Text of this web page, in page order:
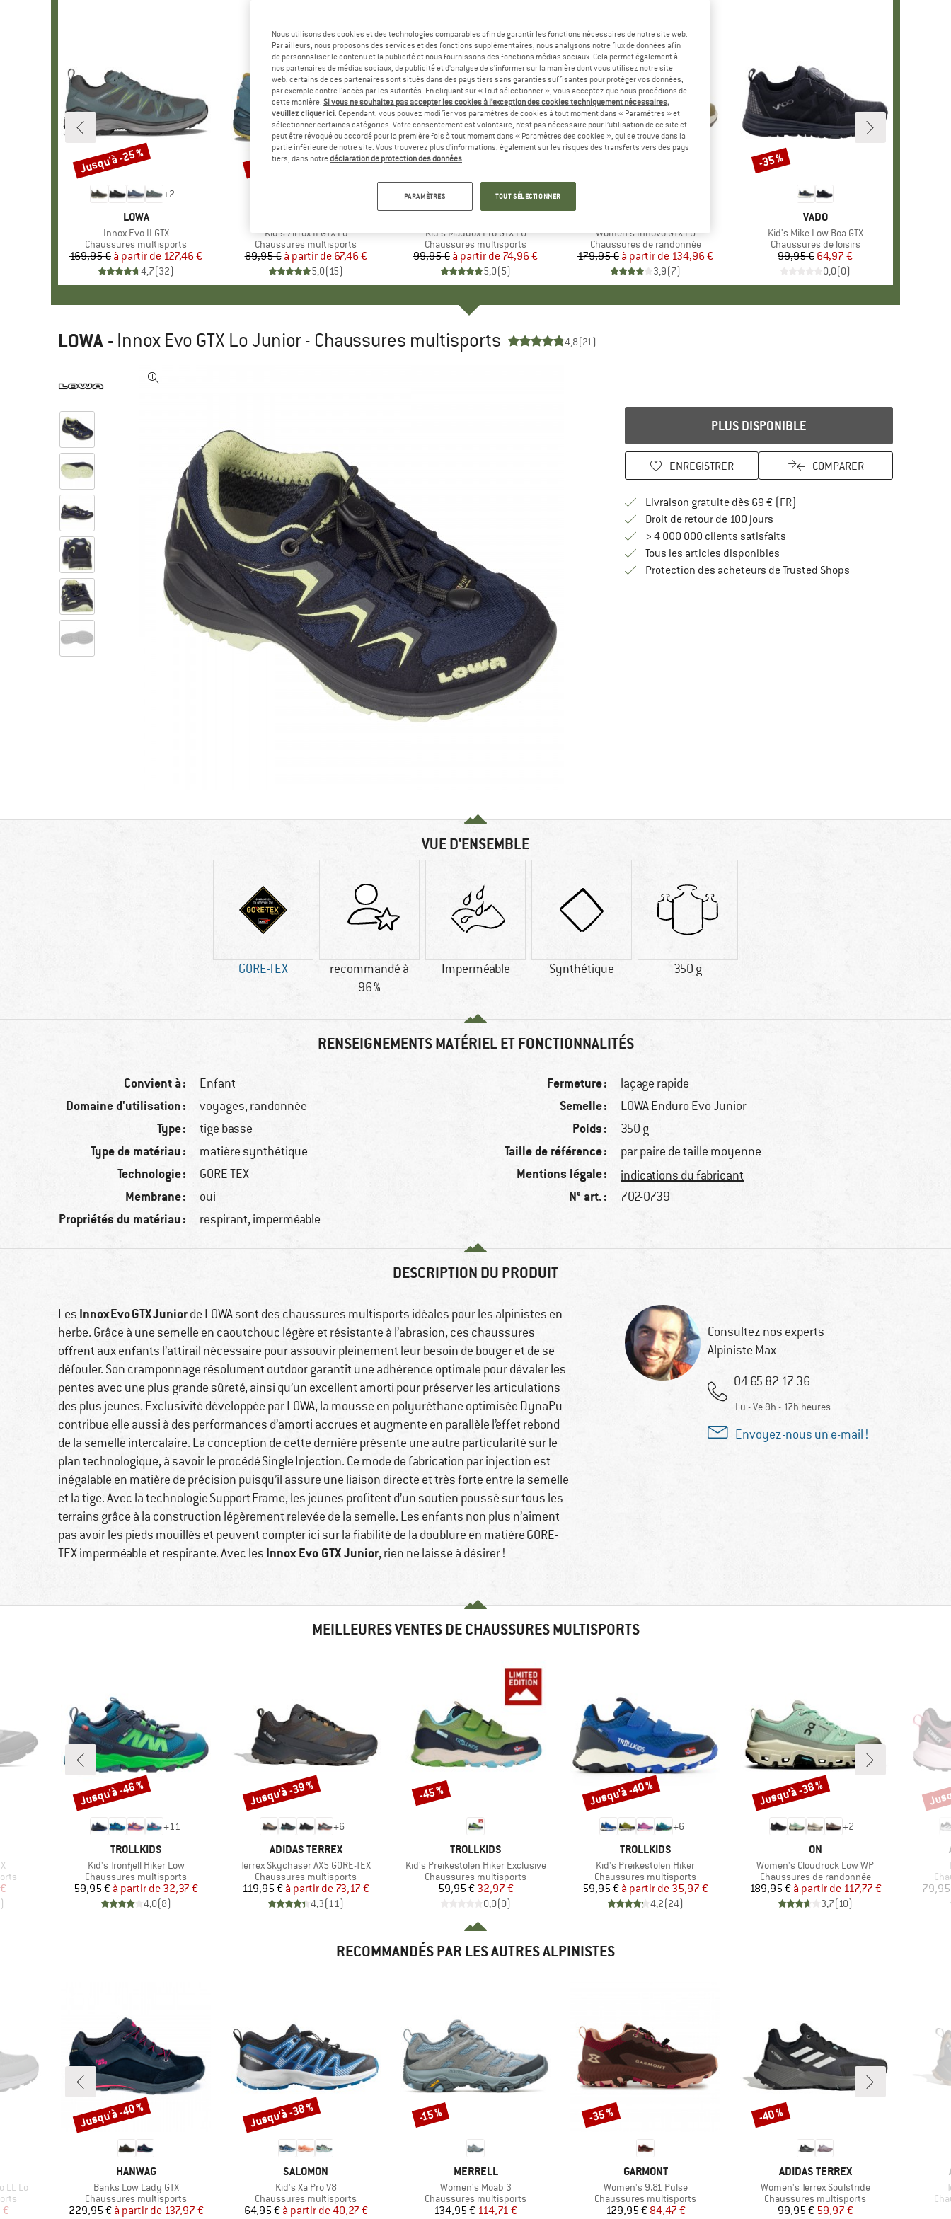
+2
MARQUE
LOWA
Article
Innox Evo II GTX
Product group
Chaussures multisports
Prix
169,95 € Prix réduit
à partir de 127,46 €
4,7(32)
Remise
Jusqu'à -25 %
Article
Kid's Zirrox II GTX Lo
Product group
Chaussures multisports
Prix
89,95 € Prix réduit
à partir de 67,46 €
5,0(15)
Remise
Jusqu'à -25 %
+2
Article
Kid's Maddox Pro GTX LO
Product group
Chaussures multisports
Prix
99,95 € Prix réduit
à partir de 74,96 €
5,0(5)
Remise
Jusqu'à -25 %
Article
Women's Innovo GTX LO
Product group
Chaussures de randonnée
Prix
179,95 € Prix réduit
à partir de 134,96 €
3,9(7)
Jusqu'à -25 %
MARQUE
VADO
Article
Kid's Mike Low Boa GTX
Product group
Chaussures de loisirs
Prix
99,95 € Prix réduit
64,97 €
0,0(0)
Remise
-35 %
LOWA - Innox Evo GTX Lo Junior - Chaussures multisports 4,8(21)
PLUS DISPONIBLE
ENREGISTRER COMPARER
Livraison gratuite dès 69 € (FR)
Droit de retour de 100 joursTrouve les informations de
> 4 000 000 clients satisfaits
Tous les articles disponibles
Protection des acheteurs de Trusted ShopsTrouve toutes les
VUE D'ENSEMBLE
GORE-TEX
recommandé à
96 %
Imperméable Synthétique 350 g
RENSEIGNEMENTS MATÉRIEL ET FONCTIONNALITÉS
Convient à : Enfant
Domaine d'utilisation : voyages, randonnée
Type : tige basse
Type de matériau : matière synthétique
Technologie : GORE-TEX
Membrane : oui
Propriétés du matériau : respirant, imperméable
Fermeture : laçage rapide
Semelle : LOWA Enduro Evo Junior
Poids : 350 g
Taille de référence : par paire de taille moyenne
Mentions légale : indications du fabricant
N° art. : 702-0739
DESCRIPTION DU PRODUIT
Les Innox Evo GTX Juniorde LOWA sont des chaussures multisports idéales pour les alpinistes en
herbe. Grâce à une semelle en caoutchouc légère et résistante à l’abrasion, ces chaussures
offrent aux enfants l’attirail nécessaire pour assouvir pleinement leur besoin de bouger et de se
défouler. Son cramponnage résolument outdoor garantit une adhérence optimale pour dévaler les
pentes avec une plus grande sûreté, ainsi qu’un excellent amorti pour préserver les articulations
des plus jeunes. Exclusivité développée par LOWA, la mousse en polyuréthane optimisée DynaPu
contribue elle aussi à des performances d’amorti accrues et augmente en parallèle l’effet rebond
de la semelle intercalaire. La conception de cette dernière présente une autre particularité sur le
plan technologique, à savoir le procédé Single Injection. Ce mode de fabrication par injection est
inégalable en matière de précision puisqu’il assure une liaison directe et très forte entre la semelle
et la tige. Avec la technologie Support Frame, les jeunes profitent d’un soutien poussé sur tous les
terrains grâce à la construction légèrement relevée de la semelle. Les enfants non plus n’aiment
pas avoir les pieds mouillés et peuvent compter ici sur la fiabilité de la doublure en matière GORE-
TEX imperméable et respirante. Avec les Innox Evo GTX Junior, rien ne laisse à désirer !
Consultez nos experts
Alpiniste Max
04 65 82 17 36
Lu - Ve 9h - 17h heures
Envoyez-nous un e-mail !
MEILLEURES VENTES DE CHAUSSURES MULTISPORTS
)
+11
MARQUE
TROLLKIDS
Article
Kid's Tronfjell Hiker Low
Product group
Chaussures multisports
Prix
59,95 € Prix réduit
à partir de 32,37 €
4,0(8)
Remise
Jusqu'à -46 %
+6
MARQUE
ADIDAS TERREX
Article
Terrex Skychaser AX5 GORE-TEX
Product group
Chaussures multisports
Prix
119,95 € Prix réduit
à partir de 73,17 €
4,3(11)
Remise
Jusqu'à -39 %
MARQUE
TROLLKIDS
Article
Kid's Preikestolen Hiker Exclusive
Product group
Chaussures multisports
Prix
59,95 €Prix réduit
32,97 €
0,0(0)
Remise
-45 %
+6
MARQUE
TROLLKIDS
Article
Kid's Preikestolen Hiker
Product group
Chaussures multisports
Prix
59,95 € Prix réduit
à partir de 35,97 €
4,2(24)
Remise
Jusqu'à -40 %
+2
MARQUE
ON
Article
Women's Cloudrock Low WP
Product group
Chaussures de randonnée
Prix
189,95 € Prix réduit
à partir de 117,77 €
3,7(10)
Remise
Jusqu'à -38 %
RECOMMANDÉS PAR LES AUTRES ALPINISTES
LL Lo
€
MARQUE
HANWAG
Article
Banks Low Lady GTX
Product group
Chaussures multisports
Prix
229,95 € Prix réduit
à partir de 137,97 €
Remise
Jusqu'à -40 %
MARQUE
SALOMON
Article
Kid's Xa Pro V8
Product group
Chaussures multisports
Prix
64,95 € Prix réduit
à partir de40,27 €
Remise
Jusqu'à -38 %
MARQUE
MERRELL
Article
Women's Moab 3
Product group
Chaussures multisports
Prix
134,95 €Prix réduit
114,71 €
Remise
-15 %
MARQUE
GARMONT
Article
Women's 9.81 Pulse
Product group
Chaussures multisports
Prix
129,95 €Prix réduit
84,47 €
Remise
-35 %
MARQUE
ADIDAS TERREX
Article
Women's Terrex Soulstride
Product group
Chaussures multisports
Prix
99,95 €Prix réduit
59,97 €
Remise
-40 %
Nous utilisons des cookies et des technologies comparables afin de garantir les fonctions nécessaires de notre site web.
Par ailleurs, nous proposons des services et des fonctions supplémentaires, nous analysons notre flux de données afin
de personnaliser le contenu et la publicité et nous fournissons des fonctions médias sociaux. Cela permet également à
nos partenaires de médias sociaux, de publicité et d'analyse de s'informer sur la manière dont vous utilisez notre site
web; certains de ces partenaires sont situés dans des pays tiers sans garanties suffisantes pour protéger vos données,
par exemple contre l'accès par les autorités. En cliquant sur « Tout sélectionner », vous acceptez que nous procédions de
cette manière. Si vous ne souhaitez pas accepter les cookies à l’exception des cookies techniquement nécessaires,
veuillez cliquer ici. Cependant, vous pouvez modifier vos paramètres de cookies à tout moment dans « Paramètres » et
sélectionner certaines catégories. Votre consentement est volontaire, n’est pas nécessaire pour l’utilisation de ce site et
peut être révoqué ou accordé pour la première fois à tout moment dans « Paramètres des cookies », qui se trouve dans la
partie inférieure de notre site. Vous trouverez plus d'informations, également sur les risques des transferts vers des pays
tiers, dans notredéclaration de protection des données.
PARAMÈTRES TOUT SÉLECTIONNER